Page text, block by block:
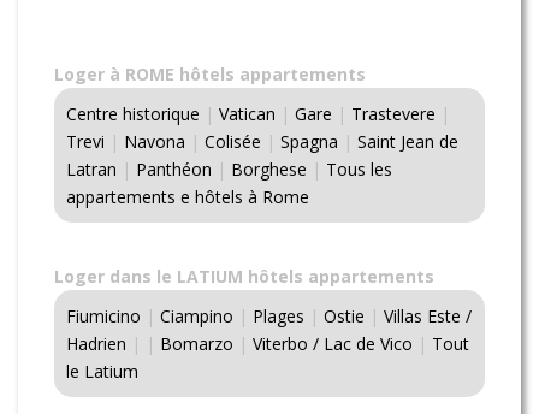
Loger à ROME hôtels appartements
Centre historique | Vatican | Gare | Trastevere |
Trevi | Navona | Colisée | Spagna | Saint Jean de
Latran | Panthéon | Borghese | Tous les
appartements e hôtels à Rome
Loger dans le LATIUM hôtels appartements
Fiumicino | Ciampino | Plages | Ostie | Villas Este /
Hadrien | | Bomarzo | Viterbo / Lac de Vico | Tout
le Latium